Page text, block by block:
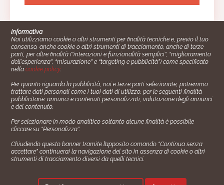
Cucinare.it è un marchio commerciale di Impiego24.it s.r.l.
copyright 2014 - 2024 P.IVA: 03406490130
Azienda certiﬁcata ISO 27001 numero: SNR 73140386/89/I
- Azienda certiﬁcata ISO 9001 numero: SNR
Gestione consensi e categorie merceologiche marketing
Seguici su:
Informativa
Noi utilizziamo cookie o altri strumenti per finalità tecniche e, previo il tuo
consenso, anche cookie o altri strumenti di tracciamento, anche di terze
parti, per altre finalità (“interazioni e funzionalità semplici”, “miglioramento
dell'esperienza”, “misurazione” e “targeting e pubblicità”) come specificato
nellacookie policy.
Per quanto riguarda la pubblicità, noi e terze parti selezionate, potremmo
trattare dati personali come i tuoi dati di utilizzo, per le seguenti finalità
pubblicitarie: annunci e contenuti personalizzati, valutazione degli annunci
e del contenuto.
Per selezionare in modo analitico soltanto alcune finalità è possibile
cliccare su “Personalizza”.
Chiudendo questo banner tramite l’apposito comando “Continua senza
accettare” continuerai la navigazione del sito in assenza di cookie o altri
strumenti di tracciamento diversi da quelli tecnici.